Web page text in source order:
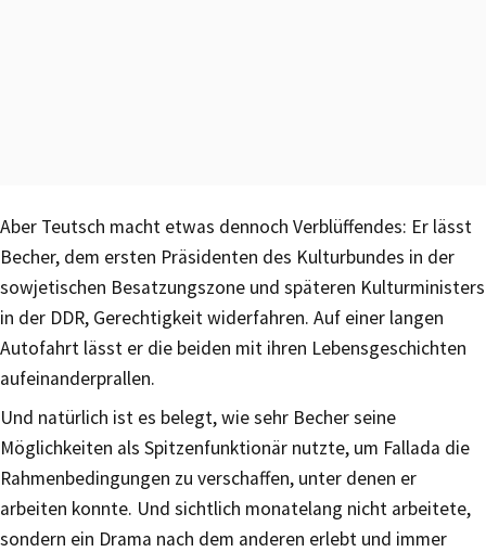
Aber Teutsch macht etwas dennoch Verblüffendes: Er lässt
Becher, dem ersten Präsidenten des Kulturbundes in der
sowjetischen Besatzungszone und späteren Kulturministers
in der DDR, Gerechtigkeit widerfahren. Auf einer langen
Autofahrt lässt er die beiden mit ihren Lebensgeschichten
aufeinanderprallen.
Und natürlich ist es belegt, wie sehr Becher seine
Möglichkeiten als Spitzenfunktionär nutzte, um Fallada die
Rahmenbedingungen zu verschaffen, unter denen er
arbeiten konnte. Und sichtlich monatelang nicht arbeitete,
sondern ein Drama nach dem anderen erlebt und immer